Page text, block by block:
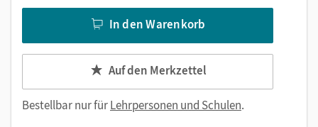
L'individu dans la société
In den Warenkorb
Auf den Merkzettel
Bestellbar nur fürLehrpersonen und Schulen.